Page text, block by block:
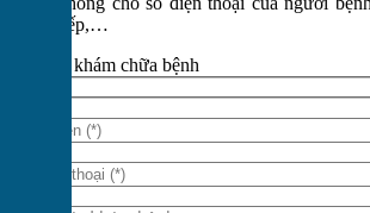
tiếp,…
Đặt lịch khám chữa bệnh